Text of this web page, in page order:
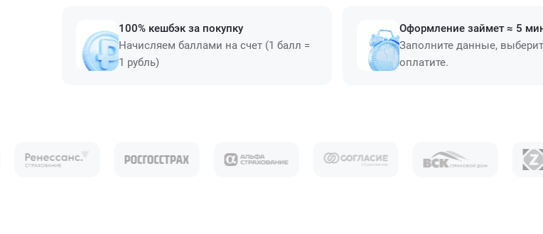
100% кешбэк за покупку
Начисляем баллами на счет (1 балл =
1 рубль)
Оформление займет ≈ 5
Заполните данные,
оплатите.